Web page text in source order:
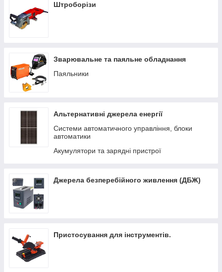
Штроборізи
Зварювальне та паяльне обладнання
Паяльники
Альтернативні джерела енергії
Системи автоматичного управління, блоки
автоматики
Акумулятори та зарядні пристрої
Джерела безперебійного живлення (ДБЖ)
Пристосування для інструментів.